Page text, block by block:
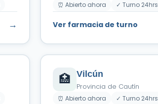
→
⏰ Abierto ahora ✓ Turno 24hrs
Ver farmacia de turno
🏥 Vilcún
Provincia de Cautín
⏰ Abierto ahora ✓ Turno 24hrs